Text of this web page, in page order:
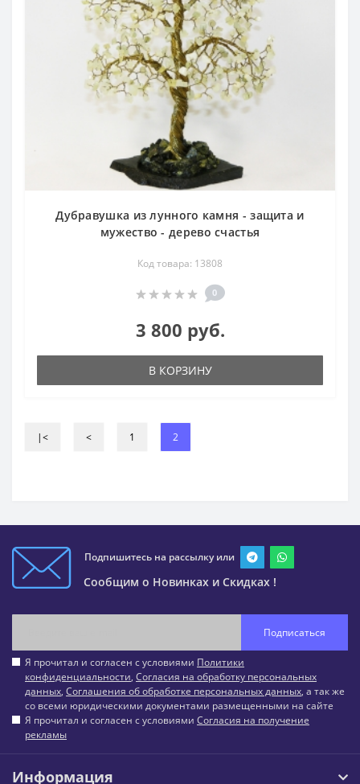
Дубравушка из лунного камня - защита и
мужество - дерево счастья
Код товара: 13808
0
3 800 руб.
В КОРЗИНУ
|< < 1 2
Подпишитесь на рассылку или
Сообщим о Новинках и Скидках !
Подписаться
Я прочитал и согласен с условиями Политики
конфиденциальности, Согласия на обработку персональных
данных, Соглашения об обработке персональных данных, а так же
со всеми юридическими документами размещенными на сайте
Я прочитал и согласен с условиями Согласия на получение
рекламы
Информация